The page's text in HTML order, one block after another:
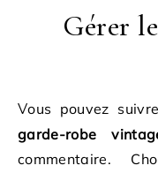
Gérer
Vous pouvez
garde-robe
commentaire.